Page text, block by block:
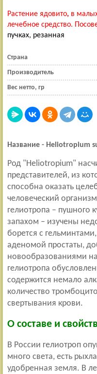
Растение ядовито, в
лечебное средство.
пучках, резанная
Страна
Производитель
Вес нетто, гр
Название - Heliotropium
Род "Heliotropium"
представителей, из
способна оказать
человеческий
гелиотропа – пушного
запахом – изучены
борется с
аденомой простаты,
новообразованиями
гелиотропа
содержится немало
количество
свертывания крови.
О составе и
В России гелиотроп
много света, есть
удобренная земля. В